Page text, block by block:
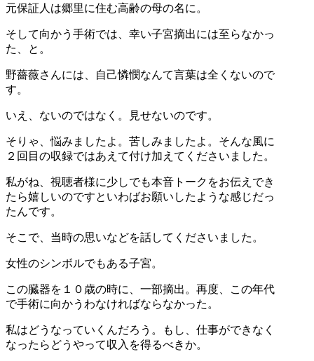
元保証人は郷里に住む高齢の母の名に。
そして向かう手術では、幸い子宮摘出には至らなかっ
た、と。
野薔薇さんには、自己憐憫なんて言葉は全くないので
す。
いえ、ないのではなく。見せないのです。
そりゃ、悩みましたよ。苦しみましたよ。そんな風に
２回目の収録ではあえて付け加えてくださいました。
私がね、視聴者様に少しでも本音トークをお伝えでき
たら嬉しいのですといわばお願いしたような感じだっ
たんです。
そこで、当時の思いなどを話してくださいました。
女性のシンボルでもある子宮。
この臓器を１０歳の時に、一部摘出。再度、この年代
で手術に向かうわなければならなかった。
私はどうなっていくんだろう。もし、仕事ができなく
なったらどうやって収入を得るべきか。